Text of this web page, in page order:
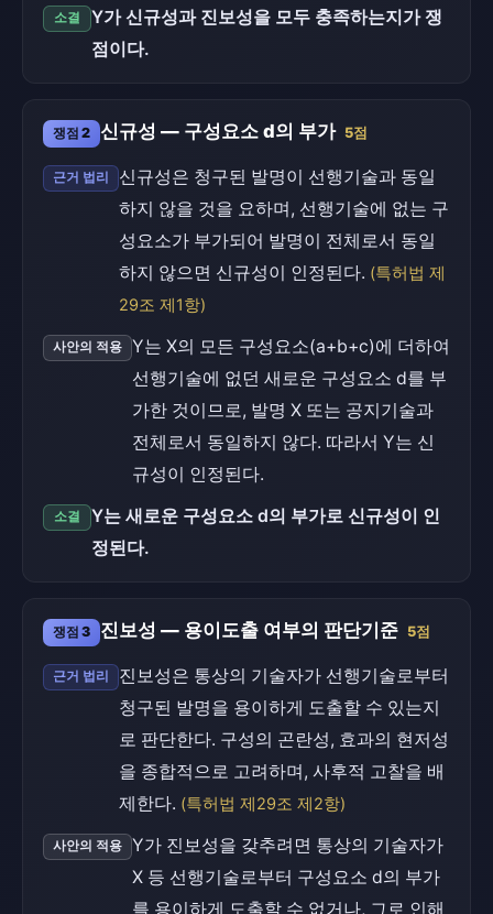
소결
Y가 신규성과 진보성을 모두 충족하는지가 쟁
점이다.
쟁점 2 신규성 — 구성요소 d의 부가 5점
근거 법리
신규성은 청구된 발명이 선행기술과 동일
하지 않을 것을 요하며, 선행기술에 없는 구
성요소가 부가되어 발명이 전체로서 동일
하지 않으면 신규성이 인정된다. (특허법 제
29조 제1항)
사안의 적용
Y는 X의 모든 구성요소(a+b+c)에 더하여
선행기술에 없던 새로운 구성요소 d를 부
가한 것이므로, 발명 X 또는 공지기술과
전체로서 동일하지 않다. 따라서 Y는 신
규성이 인정된다.
소결
Y는 새로운 구성요소 d의 부가로 신규성이 인
정된다.
쟁점 3 진보성 — 용이도출 여부의 판단기준 5점
근거 법리
진보성은 통상의 기술자가 선행기술로부터
청구된 발명을 용이하게 도출할 수 있는지
로 판단한다. 구성의 곤란성, 효과의 현저성
을 종합적으로 고려하며, 사후적 고찰을 배
제한다. (특허법 제29조 제2항)
사안의 적용
Y가 진보성을 갖추려면 통상의 기술자가
X 등 선행기술로부터 구성요소 d의 부가
를 용이하게 도출할 수 없거나, 그로 인해